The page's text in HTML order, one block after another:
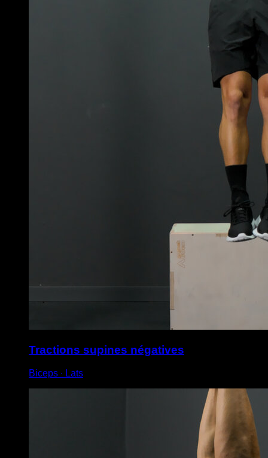
Tractions supines négatives
Biceps ∙ Lats